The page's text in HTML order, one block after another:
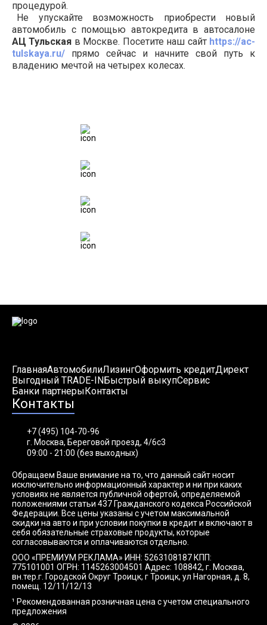
процедурой.
Не упускайте возможность приобрести новый
автомобиль с помощью автокредита в автосалоне
АЦ Тульская в Москве. Посетите наш сайт https://ac-
tulskaya.ru/ прямо сейчас и начните свой путь к
владению мечтой на четырех колесах.
ГлавнаяАвтомобилиЛизингОформить кредитДирект
Выгодный TRADE-INБыстрый выкупСервис
Банки партнерыКонтакты
Контакты
+7 (495) 104-70-96
г. Москва, Береговой проезд, 4/6с3
09:00 - 21:00 (без выходных)
Обращаем Ваше внимание на то, что данный сайт носит
исключительно информационный характер и ни при каких
условиях не является публичной офертой, определяемой
положениями статьи 437 Гражданского кодекса Российской
Федерации. Все цены указаны с учетом максимальной
скидки на авто и при условии покупки в кредит и включают в
себя обязательные страховые продукты, которые
согласовываются и оплачиваются отдельно.
ООО «ПРЕМИУМ РЕКЛАМА» ИНН: 5263108187 КПП:
775101001 ОГРН: 1145263004501 Адрес: 108842, г. Москва,
вн.тер.г. Городской Округ Троицк, г Троицк, ул Нагорная, д. 8,
помещ. 12/11/12/13
¹ Рекомендованная розничная цена с учетом специального
предложения